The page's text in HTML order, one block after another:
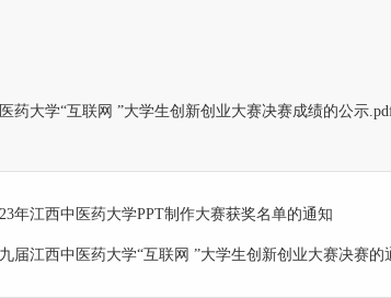
药大学“互联网 ”大学生创新创业大赛决赛成绩的公示
年江西中医药大学PPT制作大赛获奖名单的通知
届江西中医药大学“互联网 ”大学生创新创业大赛决赛的